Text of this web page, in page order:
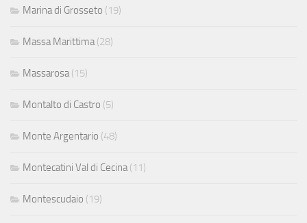
Marina di Grosseto (19)
Massa Marittima (28)
Massarosa (15)
Montalto di Castro (5)
Monte Argentario (48)
Montecatini Val di Cecina (11)
Montescudaio (19)